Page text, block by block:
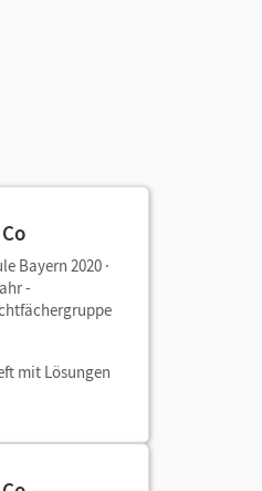
Bayern 2020 ·
-
mit Lösungen